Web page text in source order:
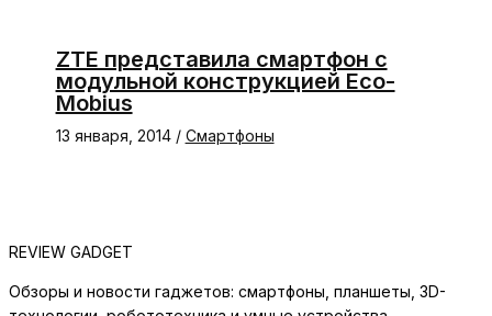
ZTE представила смартфон с
модульной конструкцией Eco-
Mobius
13 января, 2014 / Смартфоны
REVIEW GADGET
Обзоры и новости гаджетов: смартфоны, планшеты, 3D-